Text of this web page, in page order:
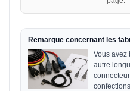
Remarque concernant les
Vous avez
autre